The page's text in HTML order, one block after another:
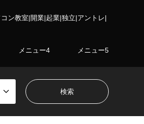
ン教室|開業|起業|独立|アントレ|
メニュー4 メニュー5